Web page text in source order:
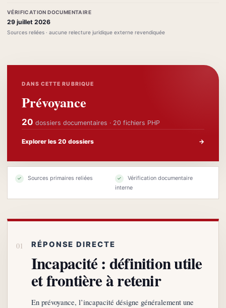
VÉRIFICATION DOCUMENTAIRE
29 juillet 2026
Sources reliées · aucune relecture juridique externe revendiquée
DANS CETTE RUBRIQUE
Prévoyance
20 dossiers documentaires · 20 fichiers PHP
Explorer les 20 dossiers →
✓ Sources primaires reliées ✓
Vérification documentaire
interne
RÉPONSE DIRECTE
Incapacité : définition utile
et frontière à retenir
En prévoyance, l’incapacité désigne généralement une